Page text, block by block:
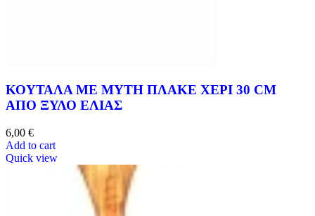
ΚΟΥΤΑΛΑ ΜΕ ΜΥΤΗ ΠΛΑΚΕ ΧΕΡΙ 30 CM
ΑΠΟ ΞΥΛΟ ΕΛΙΑΣ
6,00 €
Add to cart
Quick view